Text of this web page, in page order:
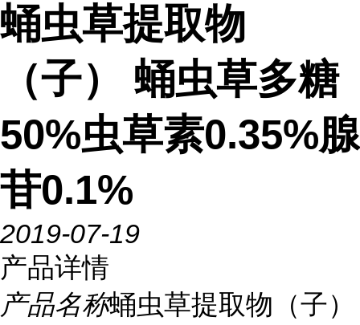
蛹虫草提取物
（子） 蛹虫草多糖
50%虫草素0.35%腺
苷0.1%
2019-07-19
产品详情
产品名称蛹虫草提取物（子）